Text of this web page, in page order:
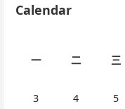
Calendar
一
二 三
3
4 5